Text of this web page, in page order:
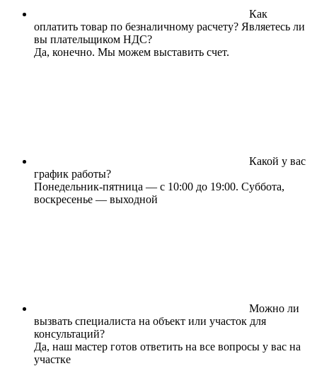
Как
оплатить товар по безналичному расчету? Являетесь ли
вы плательщиком НДС?
Да, конечно. Мы можем выставить счет.
Какой у вас
график работы?
Понедельник-пятница — с 10:00 до 19:00. Суббота,
воскресенье — выходной
Можно ли
вызвать специалиста на объект или участок для
консультаций?
Да, наш мастер готов ответить на все вопросы у вас на
участке